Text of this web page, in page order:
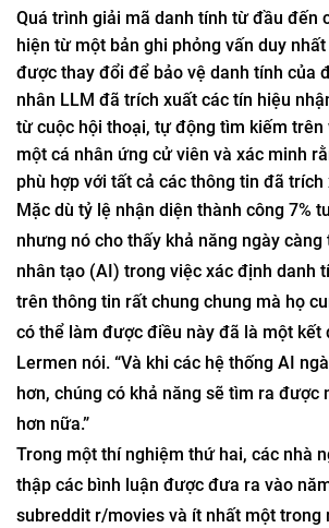
Quá trình giải mã danh tính từ đầu đến
hiện từ một bản ghi phỏng vấn duy
được thay đổi để bảo vệ danh tính của
nhân LLM đã trích xuất các tín hiệu
từ cuộc hội thoại, tự động tìm kiếm trên
một cá nhân ứng cử viên và xác minh
phù hợp với tất cả các thông tin đã trích
Mặc dù tỷ lệ nhận diện thành công 7%
nhưng nó cho thấy khả năng ngày
nhân tạo (AI) trong việc xác định danh
trên thông tin rất chung chung mà họ
có thể làm được điều này đã là một kết
Lermen nói. “Và khi các hệ thống AI
hơn, chúng có khả năng sẽ tìm ra được
hơn nữa.”
Trong một thí nghiệm thứ hai, các nhà
thập các bình luận được đưa ra vào
subreddit r/movies và ít nhất một trong